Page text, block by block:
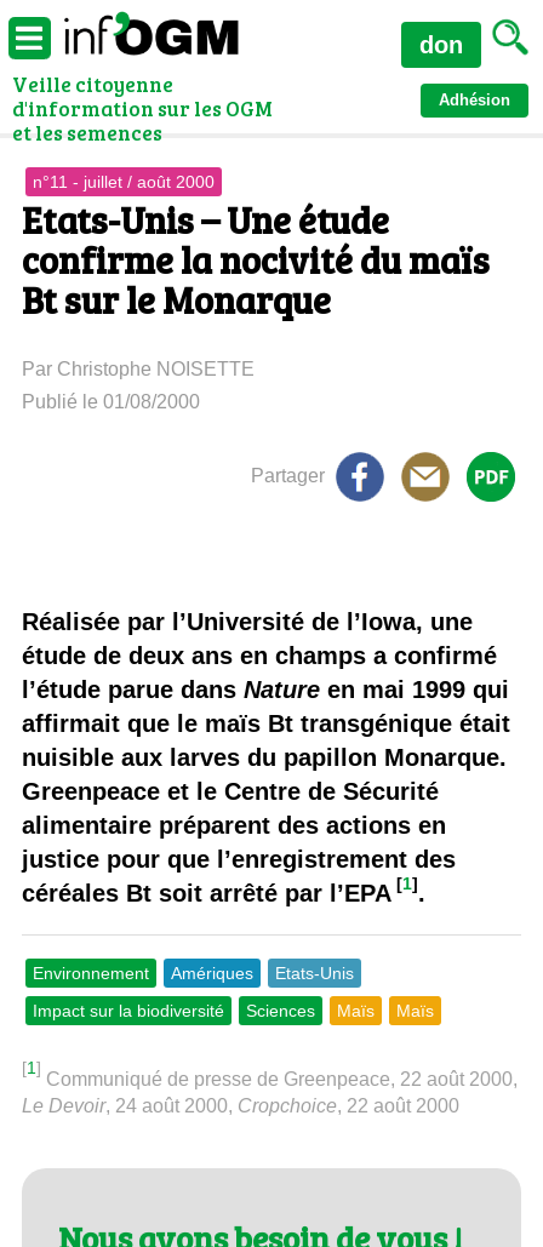
Veille citoyenne
d'information sur les OGM
et les semences
Adhésion
don
n°11 - juillet / août 2000
Etats-Unis – Une étude
confirme la nocivité du maïs
Bt sur le Monarque
Par Christophe NOISETTE
Publié le 01/08/2000
Partager
Réalisée par l’Université de l’Iowa, une
étude de deux ans en champs a confirmé
l’étude parue dans Natureen mai 1999 qui
affirmait que le maïs Bt transgénique était
nuisible aux larves du papillon Monarque.
Greenpeace et le Centre de Sécurité
alimentaire préparent des actions en
justice pour que l’enregistrement des
céréales Bt soit arrêté par l’EPA [1].
Environnement Amériques
Etats-Unis
Impact sur la biodiversité
Sciences Maïs Maïs
[1]
Communiqué de presse de Greenpeace, 22 août 2000,
Le Devoir, 24 août 2000, Cropchoice, 22 août 2000
Nous avons besoin de vous !